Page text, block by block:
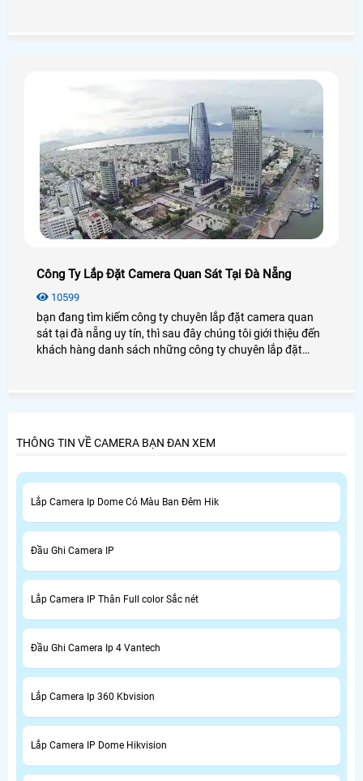
Công Ty Lắp Đặt Camera Quan Sát Tại Đà Nẵng
10599
bạn đang tìm kiếm công ty chuyên lắp đặt camera quan
sát tại đà nẵng uy tín, thì sau đây chúng tôi giới thiệu đến
khách hàng danh sách những công ty chuyên lắp đặt
THÔNG TIN VỀ CAMERA BẠN ĐAN XEM
Lắp Camera Ip Dome Có Màu Ban Đêm Hik
Đầu Ghi Camera IP
Lắp Camera IP Thân Full color Sắc nét
Đầu Ghi Camera Ip 4 Vantech
Lắp Camera Ip 360 Kbvision
Lắp Camera IP Dome Hikvision